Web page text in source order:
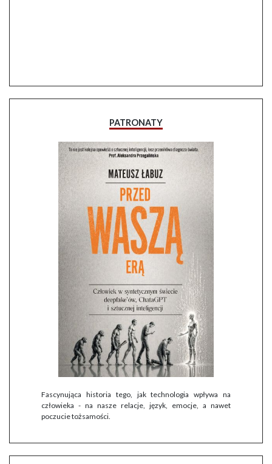
PATRONATY
Fascynująca historia tego, jak technologia wpływa na
człowieka - na nasze relacje, język, emocje, a nawet
poczucie tożsamości.